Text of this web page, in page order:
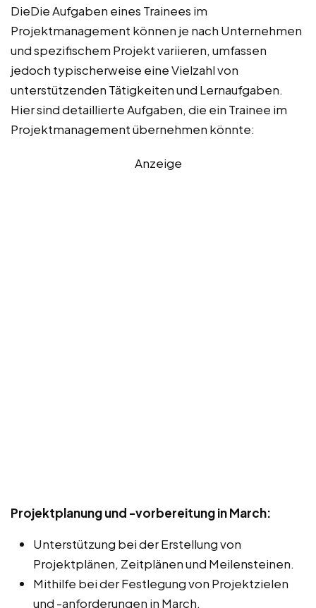
DieDie Aufgaben eines Trainees im
Projektmanagement können je nach Unternehmen
und spezifischem Projekt variieren, umfassen
jedoch typischerweise eine Vielzahl von
unterstützenden Tätigkeiten und Lernaufgaben.
Hier sind detaillierte Aufgaben, die ein Trainee im
Projektmanagement übernehmen könnte:
Anzeige
Projektplanung und -vorbereitung in March:
Unterstützung bei der Erstellung von
Projektplänen, Zeitplänen und Meilensteinen.
Mithilfe bei der Festlegung von Projektzielen
und -anforderungen in March.